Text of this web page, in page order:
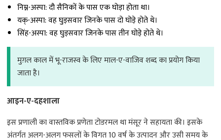
निम्न-अस्पा: दौ सैनिकों के पास एक घोड़ा होता था।
यक्-अस्पा: वह घुड़सवार जिनके पास दो घोड़े होते थे।
सिंह-अस्पा: वह घुड़सवार जिनके पास तीन घोड़े होते थे।
मुग़ल काल में भू-राजस्व के लिए माल-ए-वाजिव शब्द का प्रयोग किया
जाता है।
आइन-ए-दहशाला
इस प्रणाली का वास्तविक प्रणेता टोडरमल था मंसूर ने सहायता की। इसके
अंतर्गत अलग-अलग फसलों के विगत 10 वर्ष के उत्पादन और उसी समय के